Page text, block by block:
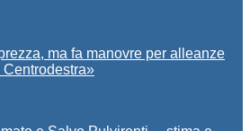
ma fa manovre per alleanze